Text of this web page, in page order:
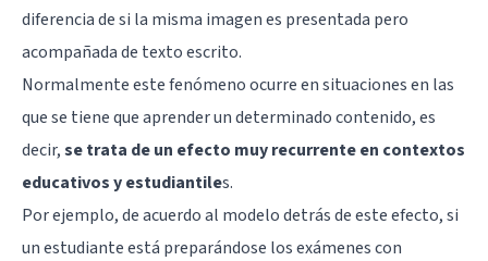
diferencia de si la misma imagen es presentada pero
acompañada de texto escrito.
Normalmente este fenómeno ocurre en situaciones en las
que se tiene que aprender un determinado contenido, es
decir,se trata de un efecto muy recurrente en contextos
educativos y estudiantiles.
Por ejemplo, de acuerdo al modelo detrás de este efecto, si
un estudiante está preparándose los exámenes con